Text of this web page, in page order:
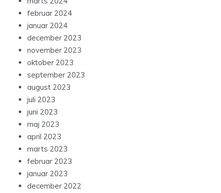
februar 2024
januar 2024
december 2023
november 2023
oktober 2023
september 2023
august 2023
juli 2023
juni 2023
maj 2023
april 2023
marts 2023
februar 2023
januar 2023
december 2022